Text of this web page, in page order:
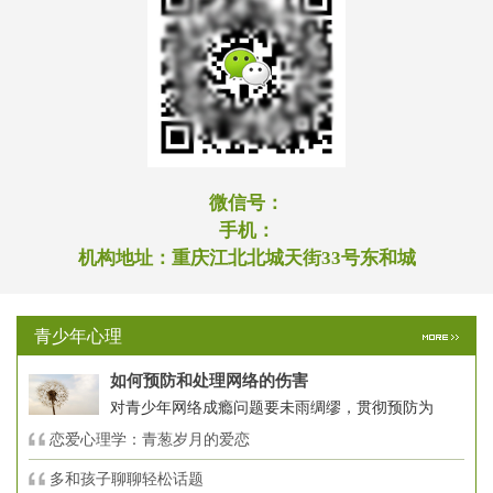
微信号：
手机：
机构地址： 重庆江北北城天街33号东和城
青少年心理
如何预防和处理网络的伤害
对青少年网络成瘾问题要未雨绸缪，贯彻预防为
恋爱心理学：青葱岁月的爱恋
多和孩子聊聊轻松话题